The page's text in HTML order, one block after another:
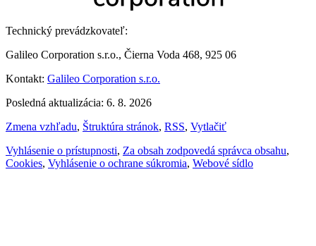
Technický prevádzkovateľ:
Galileo Corporation s.r.o., Čierna Voda 468, 925 06
Kontakt: Galileo Corporation s.r.o.
Posledná aktualizácia: 6. 8. 2026
Zmena vzhľadu, Štruktúra stránok, RSS, Vytlačiť
Vyhlásenie o prístupnosti, Za obsah zodpovedá správca obsahu,
Cookies, Vyhlásenie o ochrane súkromia, Webové sídlo